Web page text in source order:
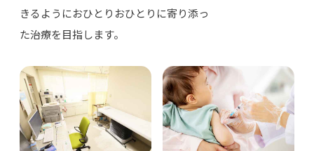
きるようにおひとりおひとりに寄り添っ
た治療を目指します。